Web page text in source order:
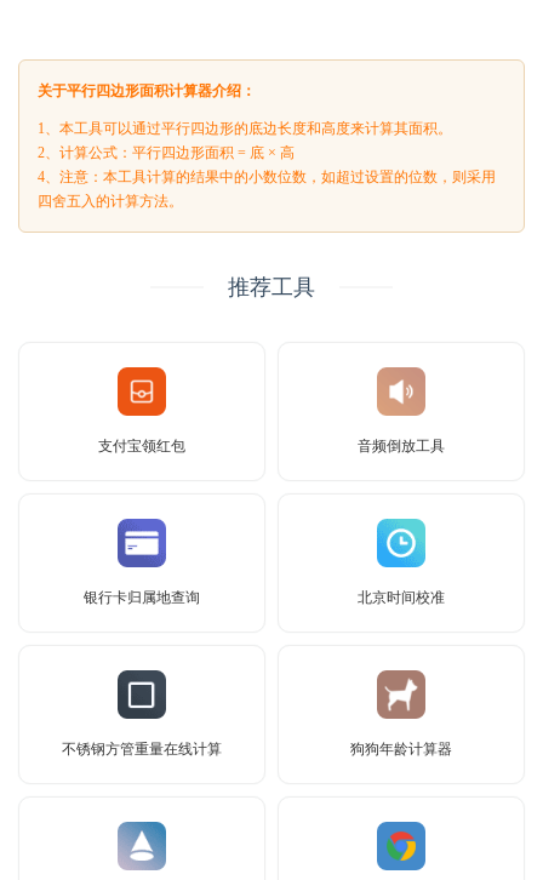
关于平行四边形面积计算器介绍：
1、本工具可以通过平行四边形的底边长度和高度来计算其面积。
2、计算公式：平行四边形面积 = 底 × 高
4、注意：本工具计算的结果中的小数位数，如超过设置的位数，则采用
四舍五入的计算方法。
推荐工具
支付宝领红包 音频倒放工具
银行卡归属地查询 北京时间校准
不锈钢方管重量在线计算 狗狗年龄计算器